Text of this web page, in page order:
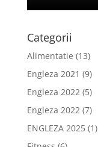
Categorii
Alimentatie (13)
Engleza 2021 (9)
Engleza 2022(5)
Engleza 2022(7)
ENGLEZA 2025(1)